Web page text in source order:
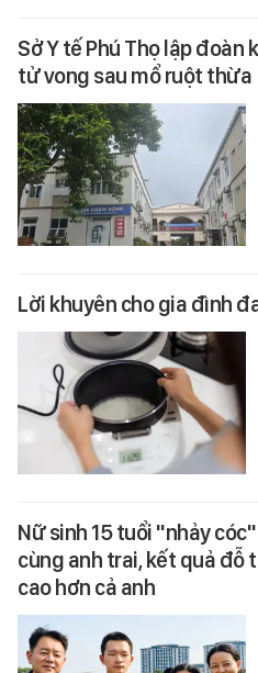
Sở Y tế Phú Thọ lập đoàn
tử vong sau mổ ruột thừa
Lời khuyên cho gia đình
Nữ sinh 15 tuổi "nhảy
cùng anh trai, kết quả đỗ
cao hơn cả anh